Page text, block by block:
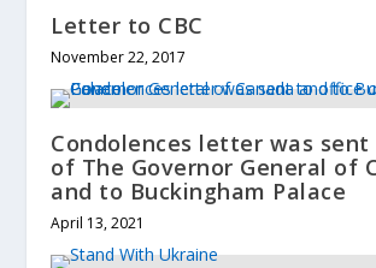
Letter to CBC
November 22, 2017
Condolences letter was
of The Governor General of
and to Buckingham Palace
April 13, 2021